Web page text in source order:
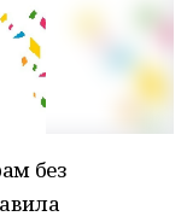
без